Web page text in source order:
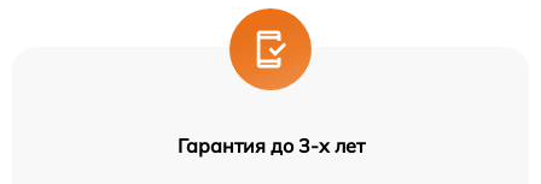
Гарантия до 3-х лет